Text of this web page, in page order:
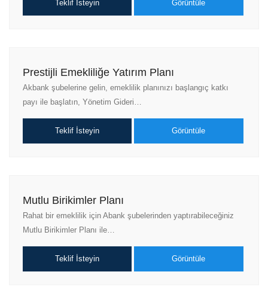
Teklif İsteyin Görüntüle
Prestijli Emekliliğe Yatırım Planı
Akbank şubelerine gelin, emeklilik planınızı başlangıç katkı
payı ile başlatın, Yönetim Gideri…
Teklif İsteyin Görüntüle
Mutlu Birikimler Planı
Rahat bir emeklilik için Abank şubelerinden yaptırabileceğiniz
Mutlu Birikimler Planı ile…
Teklif İsteyin Görüntüle